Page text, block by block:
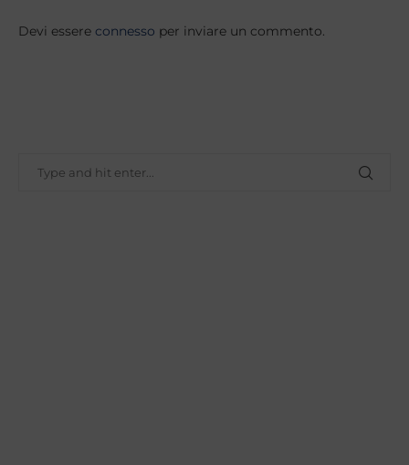
Devi essere connesso per inviare un commento.